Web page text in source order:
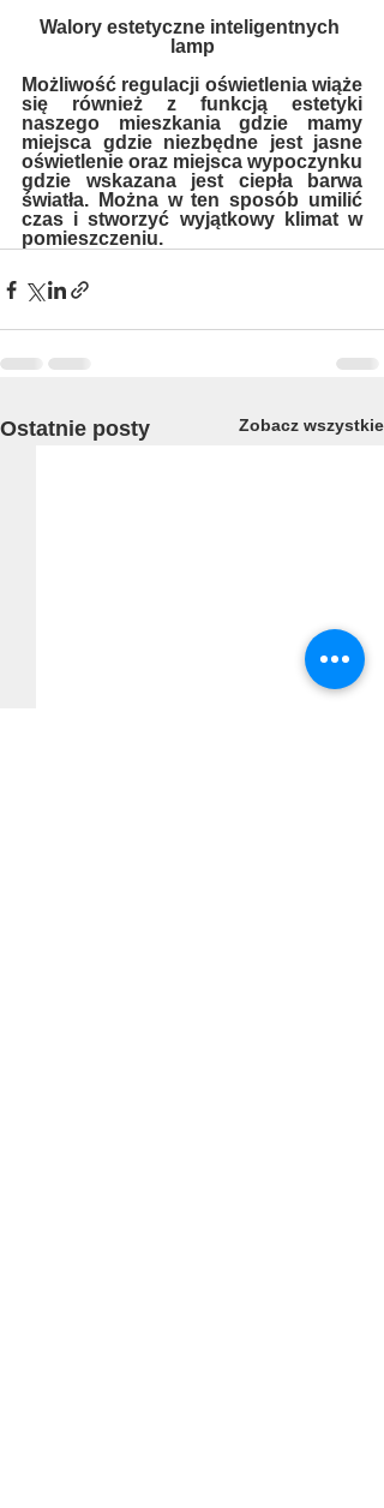
Walory estetyczne inteligentnych
lamp
Możliwość regulacji oświetlenia wiąże
się również z funkcją estetyki
naszego mieszkania gdzie mamy
miejsca gdzie niezbędne jest jasne
oświetlenie oraz miejsca wypoczynku
gdzie wskazana jest ciepła barwa
światła. Można w ten sposób umilić
czas i stworzyć wyjątkowy klimat w
pomieszczeniu.
Ostatnie posty Zobacz wszystkie